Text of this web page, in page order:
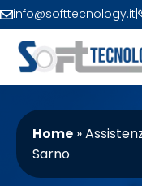
info@softtecnology.it
Home »
Sarno